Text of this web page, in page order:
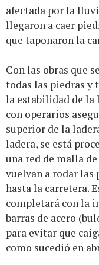
afectada por la
llegaron a caer
que taponaron la
Con las obras que
todas las piedras y
la estabilidad de la
con operarios
superior de la
ladera, se está
una red de malla
vuelvan a rodar las
hasta la carretera.
completará con la
barras de acero
para evitar que
como sucedió en